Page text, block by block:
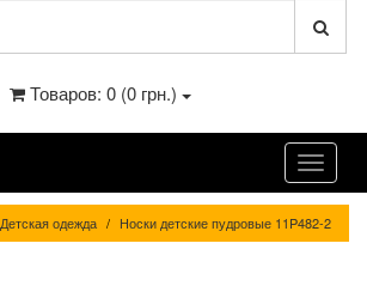
Товаров: 0 (0 грн.)
Детская одежда Носки детские пудровые 11P482-2